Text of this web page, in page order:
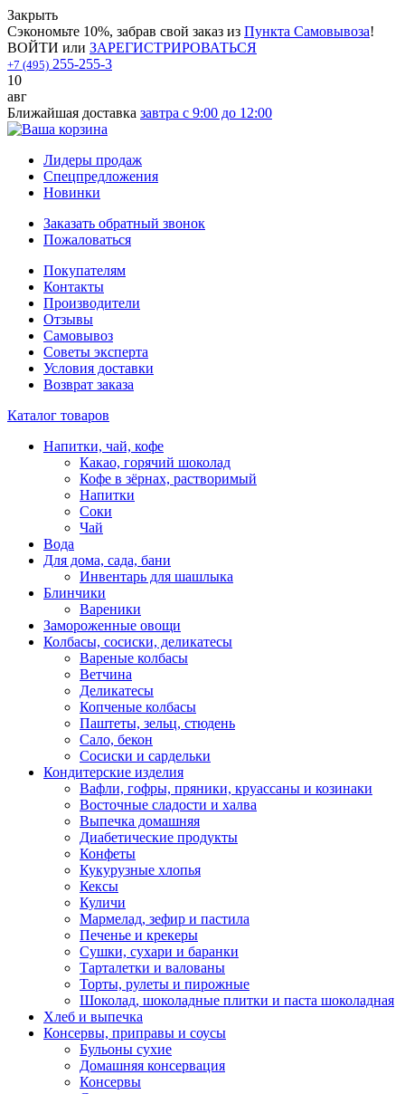
Закрыть
Сэкономьте 10%, забрав свой заказ из Пункта Самовывоза!
ВОЙТИ или ЗАРЕГИСТРИРОВАТЬСЯ
+7 (495) 255-255-3
10
авг
Ближайшая доставка завтра с 9:00 до 12:00
Лидеры продаж
Спецпредложения
Новинки
Заказать обратный звонок
Пожаловаться
Покупателям
Контакты
Производители
Отзывы
Самовывоз
Советы эксперта
Условия доставки
Возврат заказа
Каталог товаров
Напитки, чай, кофе
Какао, горячий шоколад
Кофе в зёрнах, растворимый
Напитки
Соки
Чай
Вода
Для дома, сада, бани
Инвентарь для шашлыка
Блинчики
Вареники
Замороженные овощи
Колбасы, сосиски, деликатесы
Вареные колбасы
Ветчина
Деликатесы
Копченые колбасы
Паштеты, зельц, стюдень
Сало, бекон
Сосиски и сардельки
Кондитерские изделия
Вафли, гофры, пряники, круассаны и козинаки
Восточные сладости и халва
Выпечка домашняя
Диабетические продукты
Конфеты
Кукурузные хлопья
Кексы
Куличи
Мармелад, зефир и пастила
Печенье и крекеры
Сушки, сухари и баранки
Тарталетки и валованы
Торты, рулеты и пирожные
Шоколад, шоколадные плитки и паста шоколадная
Хлеб и выпечка
Консервы, приправы и соусы
Бульоны сухие
Домашняя консервация
Консервы